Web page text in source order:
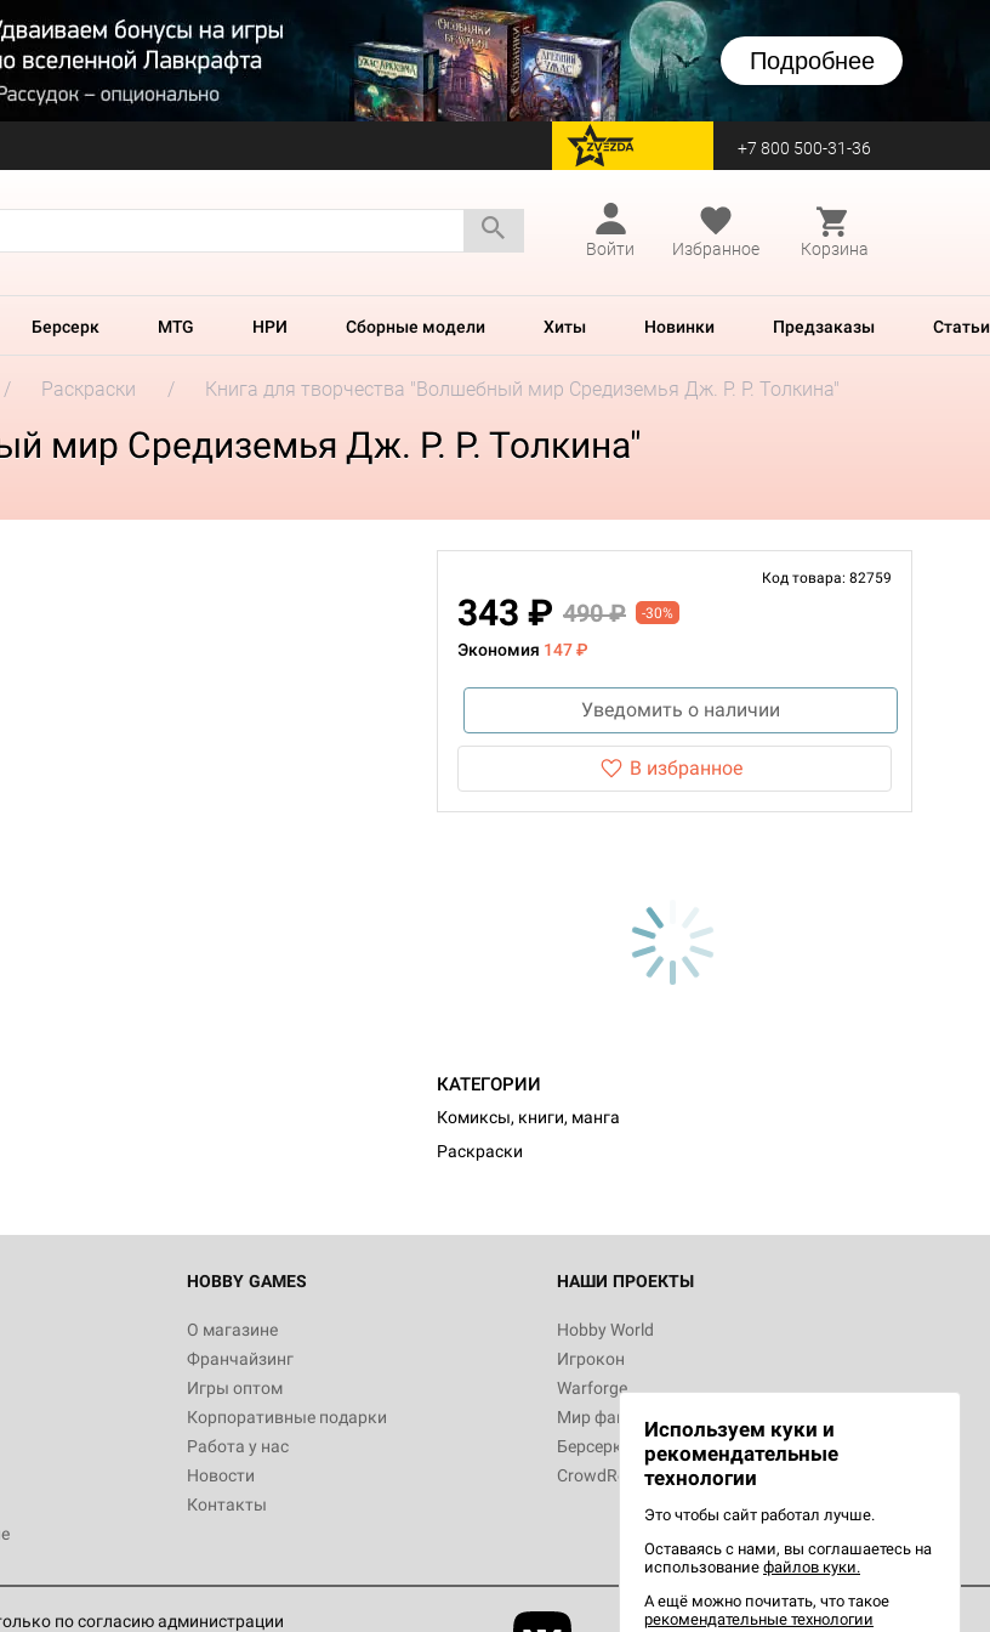
Подробнее
перейти на Zvezda +7 800 500-31-36
Войти
Избранное Корзина
Берсерк MTG НРИ Сборные модели Хиты Новинки Предзаказы Статьи
Раскраски Книга для творчества "Волшебный мир Средиземья Дж. Р. Р. Толкина"
мир Средиземья Дж. Р. Р. Толкина"
Код товара: 82759
343 ₽ 490 ₽ -30%
Экономия 147 ₽
Уведомить о наличии
В избранное
КАТЕГОРИИ
Комиксы, книги, манга
Раскраски
HOBBY GAMES
О магазине
Франчайзинг
Игры оптом
Корпоративные подарки
Работа у нас
Новости
Контакты
НАШИ ПРОЕКТЫ
Hobby World
Игрокон
Warforge
Мир фантастики
Берсерк
CrowdRepublic
по согласию администрации
Используем куки и
рекомендательные
технологии
Это чтобы сайт работал лучше.
Оставаясь с нами, вы соглашаетесь на
использование файлов куки.
А ещё можно почитать, что такое
рекомендательные технологии